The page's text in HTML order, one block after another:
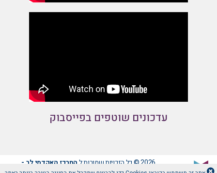
עדכונים שוטפים בפייסבוק
2026 © כל הזכויות שמורות ל המרכז האקדמי לב -